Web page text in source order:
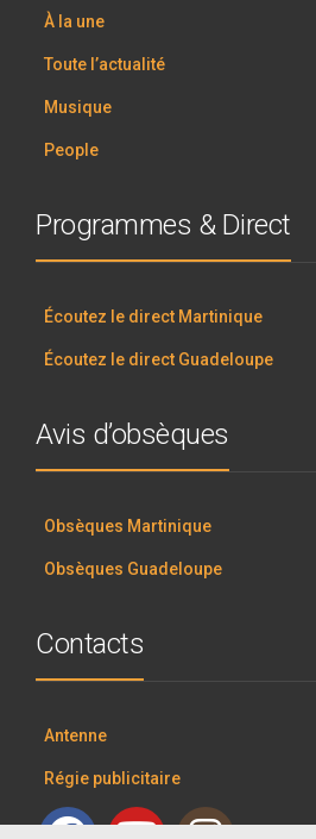
À la une
Toute l’actualité
Musique
People
Programmes & Direct
Écoutez le direct Martinique
Écoutez le direct Guadeloupe
Avis d’obsèques
Obsèques Martinique
Obsèques Guadeloupe
Contacts
Antenne
Régie publicitaire